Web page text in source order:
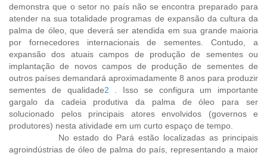
demonstra que o setor no país não se encontra preparado para
atender na sua totalidade programas de expansão da cultura da
palma de óleo, que deverá ser atendida em sua grande maioria
por fornecedores internacionais de sementes. Contudo, a
expansão dos atuais campos de produção de sementes ou
implantação de novos campos de produção de sementes de
outros países demandará aproximadamente 8 anos para produzir
sementes de qualidade2
. Isso se configura um importante
gargalo da cadeia produtiva da palma de óleo para ser
solucionado pelos principais atores envolvidos (governos e
produtores) nesta atividade em um curto espaço de tempo.
No estado do Pará estão localizadas as principais
agroindústrias de óleo de palma do país, representando a maior